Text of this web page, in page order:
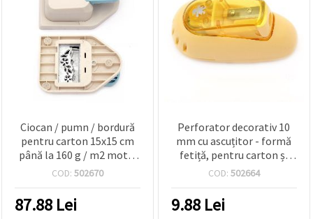
Ciocan / pumn / bordură
pentru carton 15x15 cm
până la 160 g / m2 motiv
florii
COD: 502670
87.88 Lei
Perforator decorativ 10
mm cu ascuțitor - formă
fetiță, pentru carton și
spumă EVA
COD: 502664
9.88 Lei